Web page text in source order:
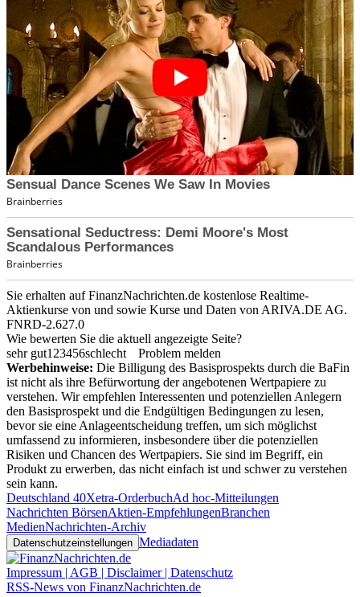
Sie erhalten auf FinanzNachrichten.de kostenlose Realtime-
Aktienkurse von und sowie Kurse und Daten von ARIVA.DE AG.
FNRD-2.627.0
Wie bewerten Sie die aktuell angezeigte Seite?
sehr gut1 23456schlecht
Problem melden
Werbehinweise: Die Billigung des Basisprospekts durch die BaFin
ist nicht als ihre Befürwortung der angebotenen Wertpapiere zu
verstehen. Wir empfehlen Interessenten und potenziellen Anlegern
den Basisprospekt und die Endgültigen Bedingungen zu lesen,
bevor sie eine Anlageentscheidung treffen, um sich möglichst
umfassend zu informieren, insbesondere über die potenziellen
Risiken und Chancen des Wertpapiers. Sie sind im Begriff, ein
Produkt zu erwerben, das nicht einfach ist und schwer zu verstehen
sein kann.
Deutschland 40Xetra-OrderbuchAd hoc-Mitteilungen
Nachrichten BörsenAktien-EmpfehlungenBranchen
MedienNachrichten-Archiv
Datenschutzeinstellungen Mediadaten
Impressum | AGB | Disclaimer | Datenschutz
RSS-News von FinanzNachrichten.de